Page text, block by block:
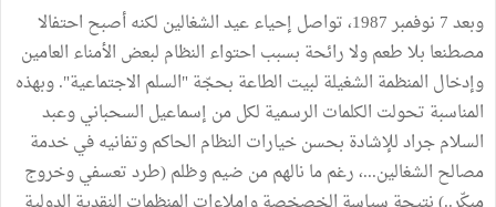
وبعد 7 نوفمبر 1987، تواصل إحياء عيد الشغالين لكنه أصبح احتفالا
مصطنعا بلا طعم ولا رائحة بسبب احتواء النظام لبعض الأمناء العامين
وإدخال المنظمة الشغيلة لبيت الطاعة بحجّة "السلم الاجتماعية". وبهذه
المناسبة تحولت الكلمات الرسمية لكل من إسماعيل السحباني وعبد
السلام جراد للإشادة بحسن خيارات النظام الحاكم وتفانيه في خدمة
مصالح الشغالين...، رغم ما نالهم من ضيم وظلم (طرد تعسفي وخروج